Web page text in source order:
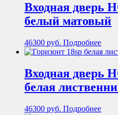
Входная дверь
белый матовый
46300 руб. Подробнее
Входная дверь
белая
46300 руб. Подробнее